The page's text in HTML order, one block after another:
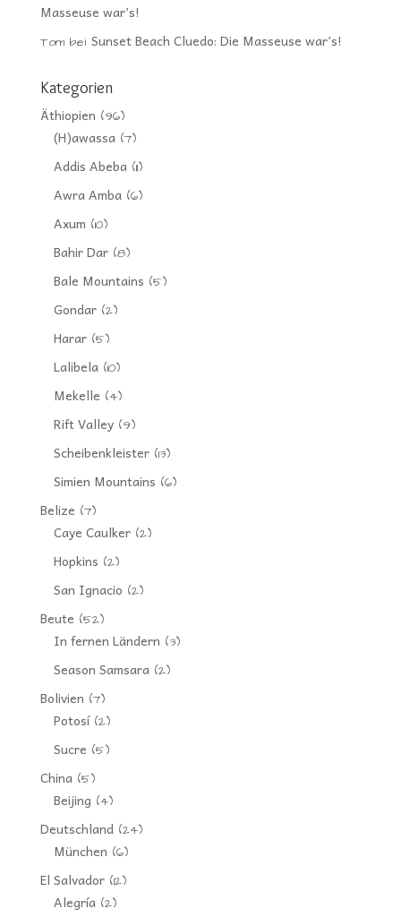
Masseuse war’s!
Tombei Sunset Beach Cluedo: Die Masseuse war’s!
Kategorien
Äthiopien (96)
(H)awassa(7)
Addis Abeba(11)
Awra Amba(6)
Axum (10)
Bahir Dar(8)
Bale Mountains (5)
Gondar(2)
Harar(5)
Lalibela(10)
Mekelle (4)
Rift Valley(9)
Scheibenkleister(13)
Simien Mountains (6)
Belize (7)
Caye Caulker(2)
Hopkins (2)
San Ignacio (2)
Beute (52)
In fernen Ländern (3)
Season Samsara(2)
Bolivien (7)
Potosí(2)
Sucre (5)
China(5)
Beijing (4)
Deutschland(24)
München (6)
El Salvador(12)
Alegría(2)